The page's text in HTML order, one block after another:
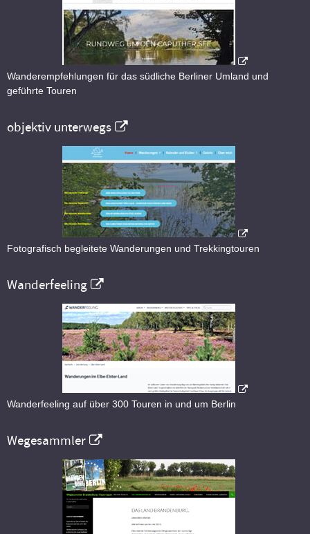
Wanderempfehlungen für das südliche Berliner Umland und
geführte Touren
objektiv unterwegs
Fotografisch begleitete Wanderungen und Trekkingtouren
Wanderfeeling
Wanderfeeling auf über 300 Touren in und um Berlin
Wegesammler